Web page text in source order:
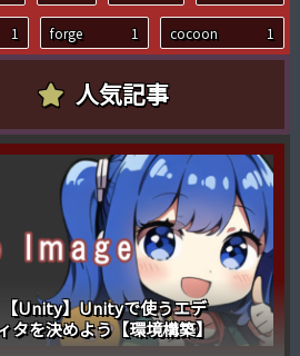
1 forge 1 cocoon 1
人気記事
【Unity】Unityで使うエデ
タを決めよう【環境構築】